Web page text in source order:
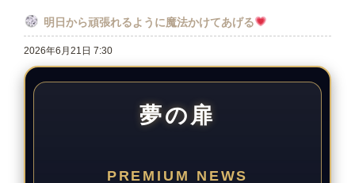
明日から頑張れるように魔法かけてあげる
2026年6月21日 7:30
夢の扉
PREMIUM NEWS